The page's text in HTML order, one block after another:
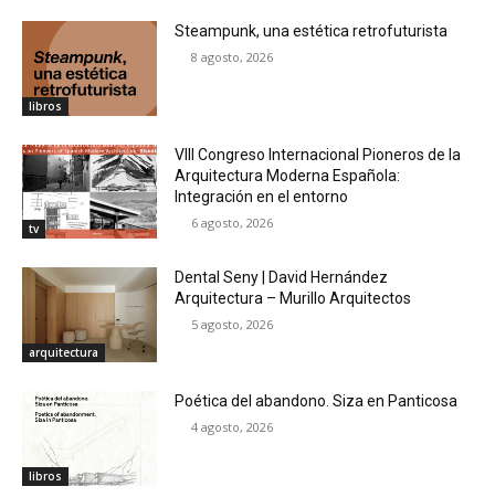
libros
Steampunk, una estética retrofuturista
8 agosto, 2026
tv
VIII Congreso Internacional Pioneros de la
Arquitectura Moderna Española:
Integración en el entorno
6 agosto, 2026
arquitectura
Dental Seny | David Hernández
Arquitectura – Murillo Arquitectos
5 agosto, 2026
libros
Poética del abandono. Siza en Panticosa
4 agosto, 2026